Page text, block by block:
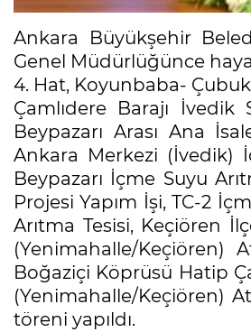
Ankara Büyükşehir
Genel Müdürlüğünce
4. Hat, Koyunbaba- Çubuk
Çamlıdere Barajı İvedik
Beypazarı Arası Ana
Ankara Merkezi (İvedik)
Beypazarı İçme Suyu
Projesi Yapım İşi, TC-2
Arıtma Tesisi, Keçiören
(Yenimahalle/Keçiören)
Boğaziçi Köprüsü Hatip
(Yenimahalle/Keçiören)
töreni yapıldı.